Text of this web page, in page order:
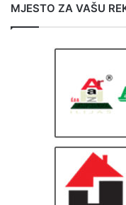
MJESTO ZA VAŠU